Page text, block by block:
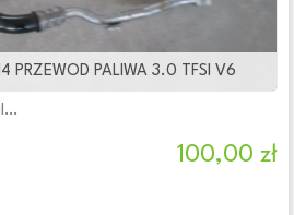
PRZEWOD PALIWA 3.0 TFSI V6
Producent: Audi (oryginalne OE)
100,00 zł